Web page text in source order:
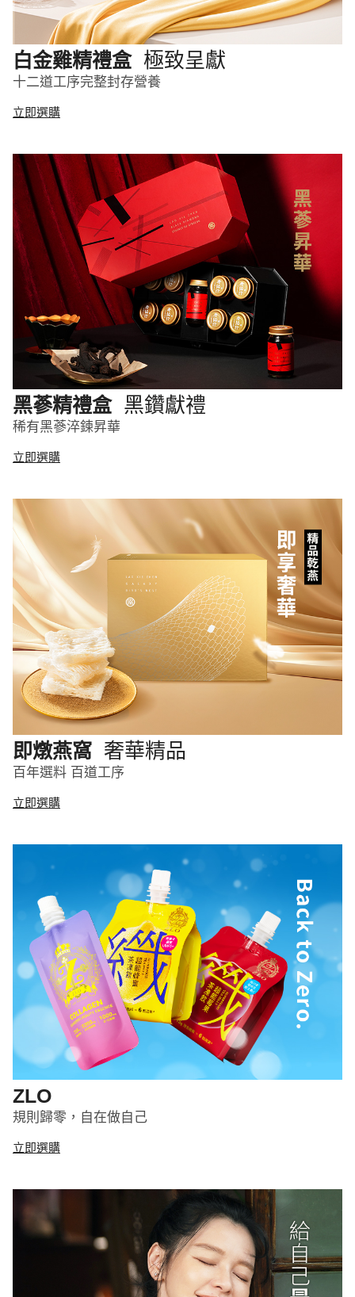
白金雞精禮盒 極致呈獻
十二道工序完整封存營養
立即選購
黑蔘精禮盒 黑鑽獻禮
稀有黑蔘淬鍊昇華
立即選購
即燉燕窩 奢華精品
百年選料 百道工序
立即選購
ZLO
規則歸零，自在做自己
立即選購